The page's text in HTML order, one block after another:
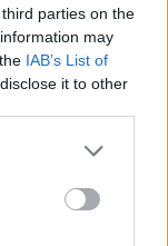
parties on the
may
IAB’s List of
it to other
δεν το
ο πολυμερής
και ισχυρός,
τη δημιουργία
σημαντικό
παιδιά και